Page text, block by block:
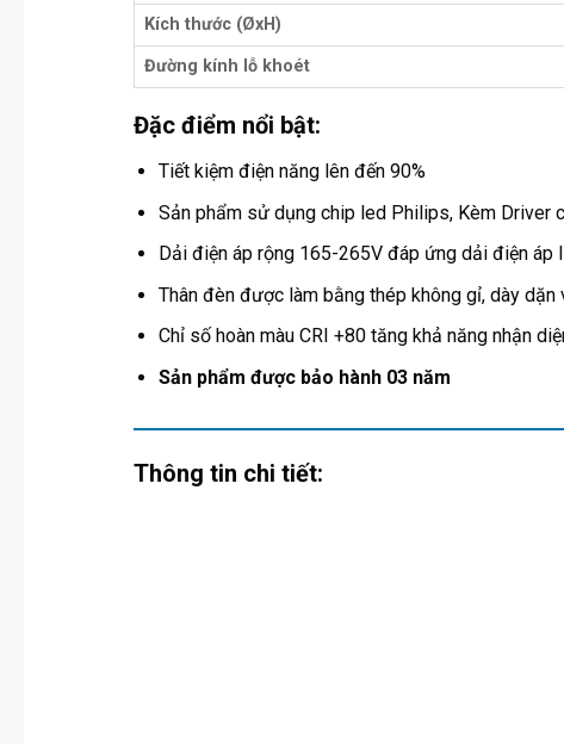
Kích thước (ØxH)
Đường kính lỗ khoét
Đặc điểm nổi bật:
Tiết kiệm điện năng lên đến 90%
Sản phẩm sử dụng chip led Philips, Kèm Driver
Dải điện áp rộng 165-265V đáp ứng dải điện áp
Thân đèn được làm bằng thép không gỉ, dày dặn
Chỉ số hoàn màu CRI +80 tăng khả năng nhận
Sản phẩm được bảo hành 03 năm
Thông tin chi tiết: